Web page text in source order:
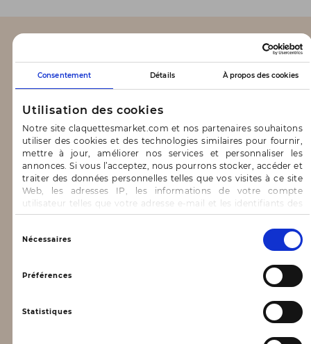
Consentement Détails À propos des cookies
Utilisation des cookies
Notre site claquettesmarket.com et nos partenaires souhaitons
utiliser des cookies et des technologies similaires pour fournir,
mettre à jour, améliorer nos services et personnaliser les
annonces. Si vous l’acceptez, nous pourrons stocker, accéder et
traiter des données personnelles telles que vos visites à ce site
Web, les adresses IP, les informations de votre compte
utilisateur telles que votre adresse e-mail et les identifiants des
cookies.
Vous avez le choix d’« Accepter » pour consentir à ces
utilisations, de « Refuser » pour vous y opposer ou
de sélectionner vos préférences concernant chaque catégorie
de cookie en cliquant sur « Valider la sélection » pour valider vos
options. Vous pouvez à tout moment modifier vos préférences
Nécessaires
Préférences
Statistiques
CLAQUETTES MARKET
Blog
CONTACT & AIDE
FAQ
Nous contacter
INFORMATIONS
Mentions légales
Données personnelles, vie privée